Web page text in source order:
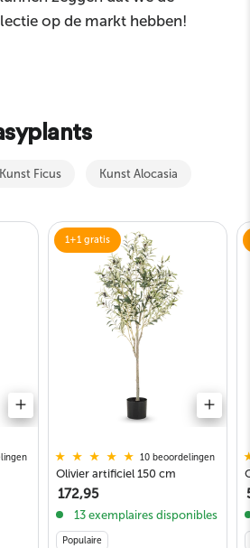
op de markt hebben!
Kunst Ficus Kunst Alocasia
1+1 gratis
10 beoordelingen
Olivier artificiel 150 cm
172,95
13 exemplaires disponibles
Populaire